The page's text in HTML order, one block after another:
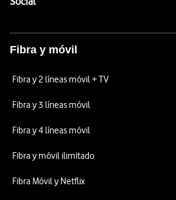
Fibra y móvil
Fibra y 2 líneas móvil + TV
Fibra y 3 líneas móvil
Fibra y 4 líneas móvil
Fibra y móvil ilimitado
Fibra Móvil y Netflix